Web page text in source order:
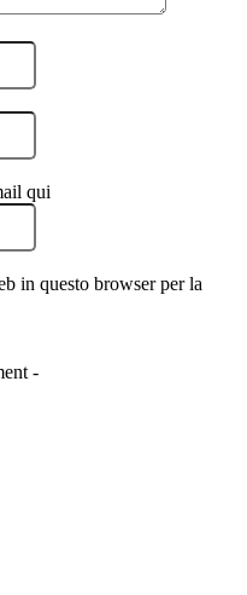
Nome:*
Email:*
qui
Sito
in questo browser per la
-